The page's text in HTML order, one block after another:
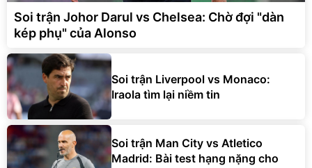
Soi trận Johor Darul vs Chelsea: Chờ đợi "dàn
kép phụ" của Alonso
Soi trận Liverpool vs Monaco:
Iraola tìm lại niềm tin
Soi trận Man City vs Atletico
Madrid: Bài test hạng nặng cho